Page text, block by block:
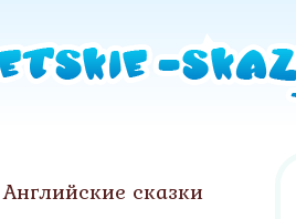
Английские сказки